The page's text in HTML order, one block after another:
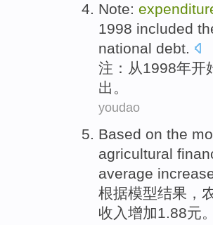
Note:
1998 included
national debt.
注 ： 从1998年开
出。
youdao
Based on the
agricultural
average
根据模型结果 ，
收入增加1.88元。